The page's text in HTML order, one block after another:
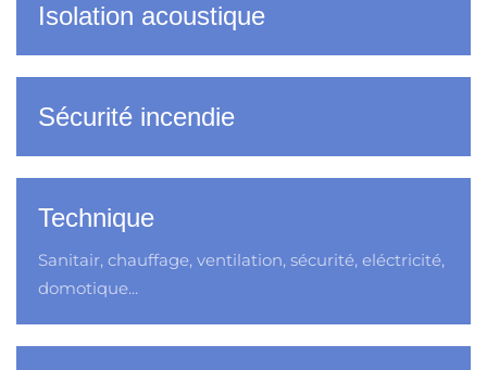
Isolation acoustique
Sécurité incendie
Technique
Sanitair, chauffage, ventilation, sécurité, eléctricité,
domotique...